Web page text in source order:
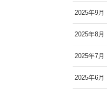
2025年9月
2025年8月
2025年7月
2025年6月